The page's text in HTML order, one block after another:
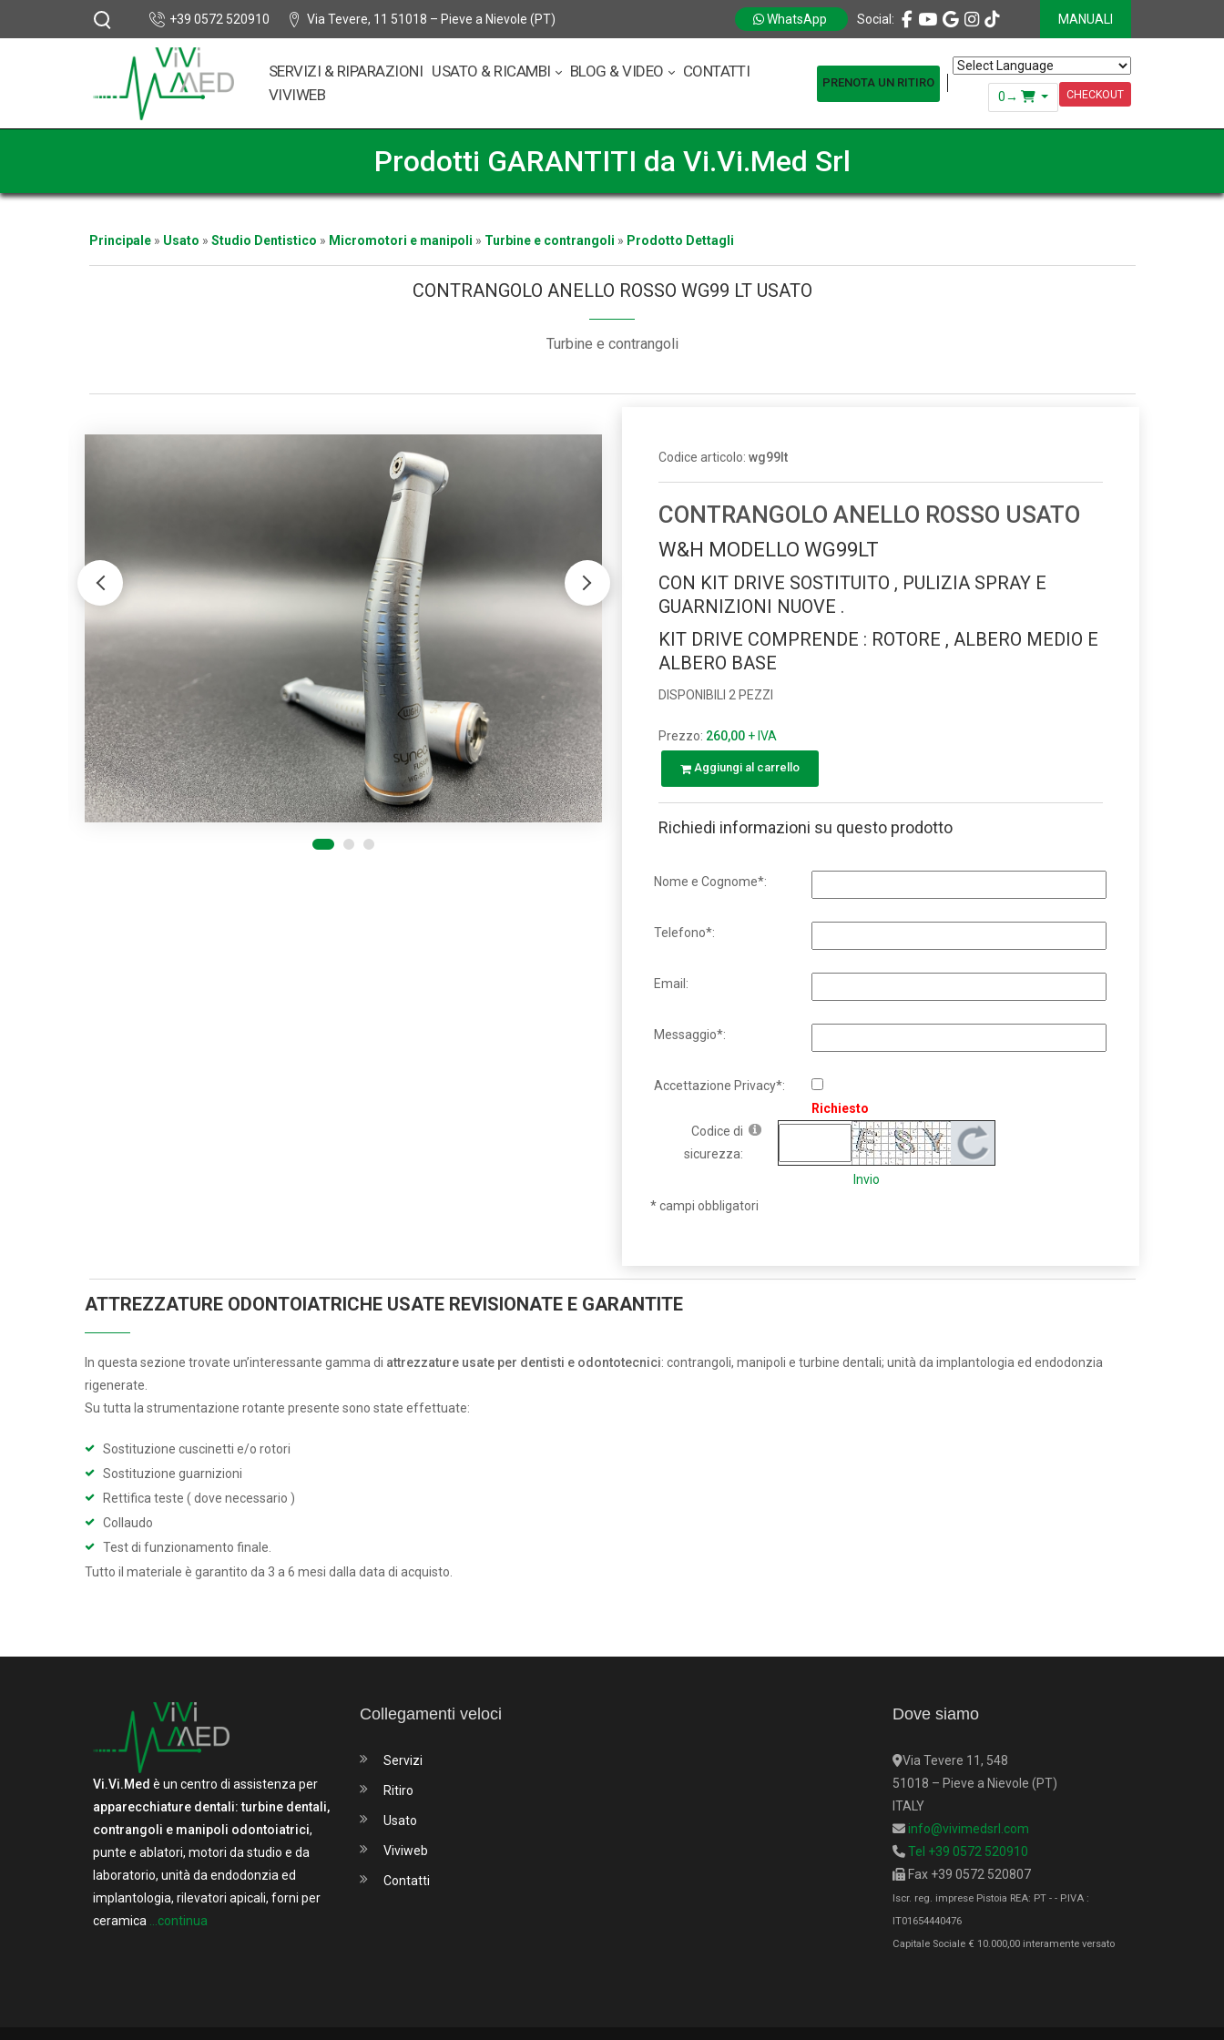
+39 0572 520910 Via Tevere, 11 51018 – Pieve a Nievole (PT) WhatsApp Social: MANUALI
SERVIZI & RIPARAZIONI USATO & RICAMBI BLOG & VIDEO
CONTATTI
VIVIWEB
PRENOTA UN RITIRO Powered by Translate
0→ CHECKOUT
Prodotti GARANTITI da Vi.Vi.Med Srl
Principale» Usato » Studio Dentistico » Micromotori e manipoli » Turbine e contrangoli » Prodotto Dettagli
CONTRANGOLO ANELLO ROSSO WG99 LT USATO
Turbine e contrangoli
Codice articolo: wg99lt
CONTRANGOLO ANELLO ROSSO USATO
W&H MODELLO WG99LT
CON KIT DRIVE SOSTITUITO , PULIZIA SPRAY E
GUARNIZIONI NUOVE .
KIT DRIVE COMPRENDE : ROTORE , ALBERO MEDIO E
ALBERO BASE
DISPONIBILI 2 PEZZI
Prezzo: 260,00+ IVA
Aggiungi al carrello
Richiedi informazioni su questo prodotto
Nome e Cognome*:
Telefono*:
Email:
Messaggio*:
Accettazione Privacy*:
Richiesto
Codice di
sicurezza:
Invio
* campi obbligatori
ATTREZZATURE ODONTOIATRICHE USATE REVISIONATE E GARANTITE
In questa sezione trovate un’interessante gamma di attrezzature usate per dentisti e odontotecnici: contrangoli, manipoli e turbine dentali; unità da implantologia ed endodonzia
rigenerate.
Su tutta la strumentazione rotante presente sono state effettuate:
Sostituzione cuscinetti e/o rotori
Sostituzione guarnizioni
Rettifica teste ( dove necessario )
Collaudo
Test di funzionamento finale.
Tutto il materiale è garantito da 3 a 6 mesi dalla data di acquisto.
Vi.Vi.Med è un centro di assistenza per
apparecchiature dentali: turbine dentali,
contrangoli e manipoli odontoiatrici,
punte e ablatori, motori da studio e da
laboratorio, unità da endodonzia ed
implantologia, rilevatori apicali, forni per
ceramica
...continua
Collegamenti veloci
Servizi
Ritiro
Usato
Viviweb
Contatti
Dove siamo
Via Tevere 11, 548
51018 – Pieve a Nievole (PT)
ITALY
info@vivimedsrl.com
Tel +39 0572 520910
Fax +39 0572 520807
Iscr. reg. imprese Pistoia REA: PT - - P.IVA :
IT01654440476
Capitale Sociale € 10.000,00 interamente versato